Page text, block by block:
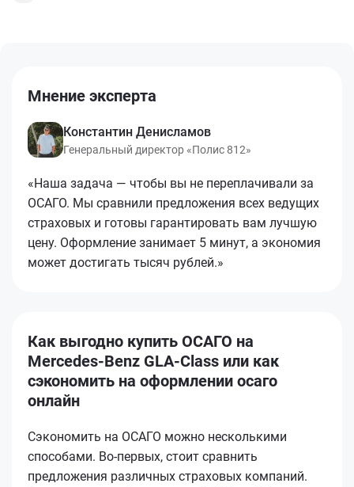
Мнение эксперта
Константин Денисламов
Генеральный директор «Полис 812»
«Наша задача — чтобы вы не переплачивали за
ОСАГО. Мы сравнили предложения всех ведущих
страховых и готовы гарантировать вам лучшую
цену. Оформление занимает 5 минут, а экономия
может достигать тысяч рублей.»
Как выгодно купить ОСАГО на
Mercedes-Benz GLA-Class или как
сэкономить на оформлении осаго
онлайн
Сэкономить на ОСАГО можно несколькими
способами. Во-первых, стоит сравнить
предложения различных страховых компаний.